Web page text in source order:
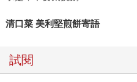
清口菜 美利堅煎餅寄語
試閱